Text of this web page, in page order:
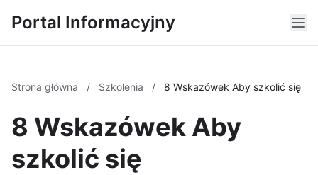
Portal Informacyjny
Strona główna / Szkolenia / 8 Wskazówek Aby szkolić się
8 Wskazówek Aby
szkolić się